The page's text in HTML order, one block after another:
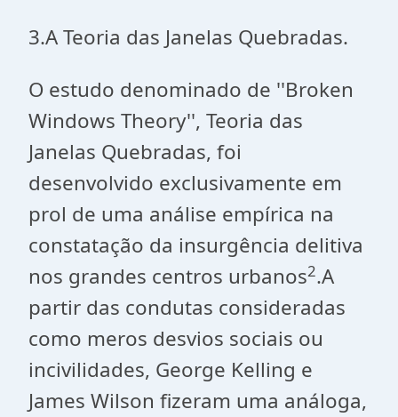
3.A Teoria das Janelas Quebradas.
O estudo denominado de ''Broken
Windows Theory'', Teoria das
Janelas Quebradas, foi
desenvolvido exclusivamente em
prol de uma análise empírica na
constatação da insurgência delitiva
nos grandes centros urbanos2.A
partir das condutas consideradas
como meros desvios sociais ou
incivilidades, George Kelling e
James Wilson fizeram uma análoga,